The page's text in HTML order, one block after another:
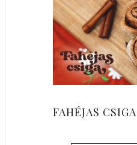
FAHÉJAS CSIGA